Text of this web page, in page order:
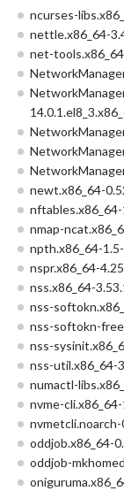
ncurses-
nettle.x86_64-
net-
newt.x86_64-
nmap-
npth.x86_64-
nspr.x86_64-
nss.x86_64-
nss-
nss-softokn-
nss-
nss-util.x86_64-
numactl-
nvme-
nvmetcli.noarch-
oddjob.x86_64-
oddjob-